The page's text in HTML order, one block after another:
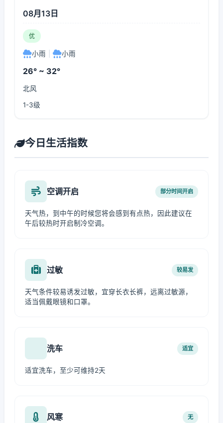
08月13日
优
小雨 小雨
26° ~ 32°
北风
1-3级
今日生活指数
空调开启 部分时间开启
天气热，到中午的时候您将会感到有点热，因此建议在
午后较热时开启制冷空调。
过敏 较易发
天气条件较易诱发过敏，宜穿长衣长裤，远离过敏源，
适当佩戴眼镜和口罩。
洗车 适宜
适宜洗车，至少可维持2天
风寒 无